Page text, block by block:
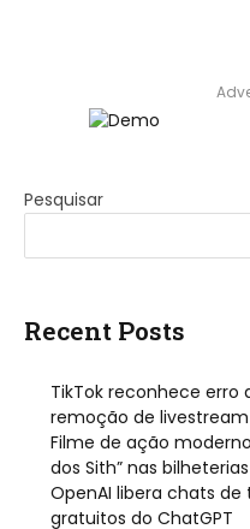
Pesquisar
Recent Posts
TikTok reconhece
remoção de
Filme de ação
dos Sith” nas
OpenAI libera chats
gratuitos do ChatGPT